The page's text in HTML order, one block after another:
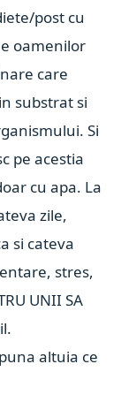
post cu
oamenilor
care
substrat si
Si
pe acestia
cu apa. La
zile,
si cateva
stres,
UNII SA
altuia ce